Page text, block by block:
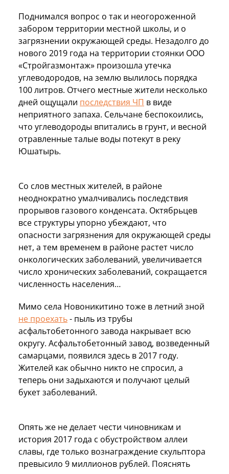
Поднимался вопрос о так и неогороженной
забором территории местной школы, и о
загрязнении окружающей среды. Незадолго до
нового 2019 года на территории стоянки ООО
«Стройгазмонтаж» произошла утечка
углеводородов, на землю вылилось порядка
100 литров. Отчего местные жители несколько
дней ощущали последствия ЧП в виде
неприятного запаха. Сельчане беспокоились,
что углеводороды впитались в грунт, и весной
отравленные талые воды потекут в реку
Юшатырь.
Со слов местных жителей, в районе
неоднократно умалчивались последствия
прорывов газового конденсата. Октябрьцев
все структуры упорно убеждают, что
опасности загрязнения для окружающей среды
нет, а тем временем в районе растет число
онкологических заболеваний, увеличивается
число хронических заболеваний, сокращается
численность населения…
Мимо села Новоникитино тоже в летний зной
не проехать- пыль из трубы
асфальтобетонного завода накрывает всю
округу. Асфальтобетонный завод, возведенный
самарцами, появился здесь в 2017 году.
Жителей как обычно никто не спросил, а
теперь они задыхаются и получают целый
букет заболеваний.
Опять же не делает чести чиновникам и
история 2017 года с обустройством аллеи
славы, где только вознаграждение скульптора
превысило 9 миллионов рублей. Пояснять